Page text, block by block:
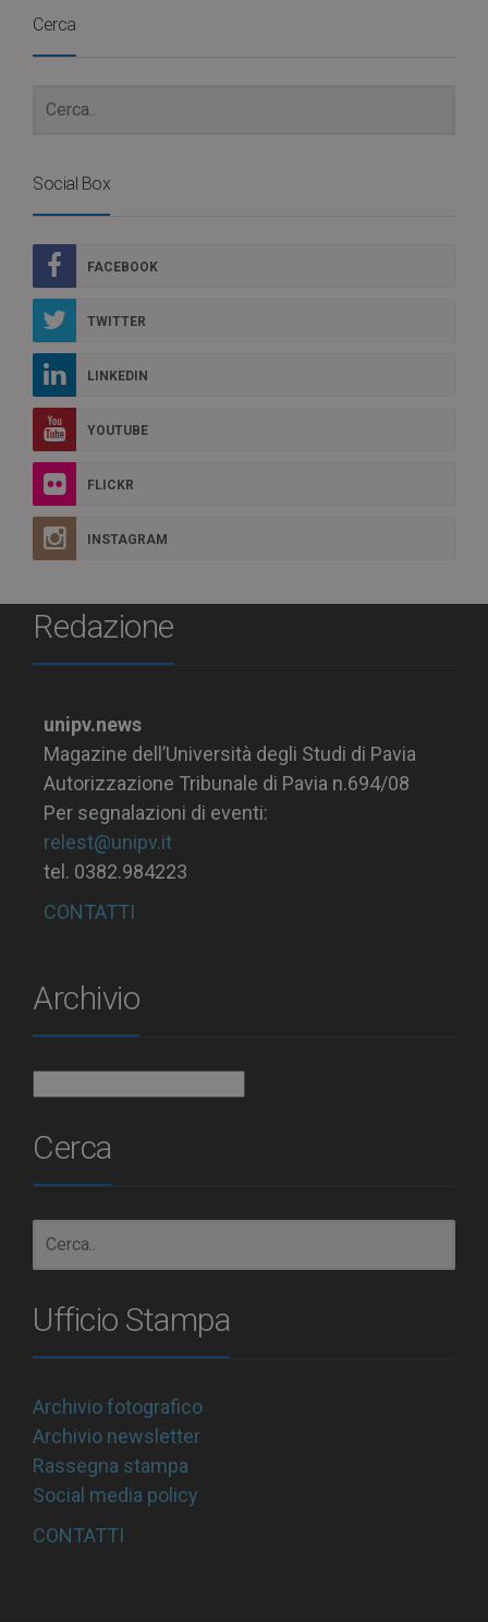
Cerca
Social Box
FACEBOOK
TWITTER
LINKEDIN
YOUTUBE
FLICKR
INSTAGRAM
Redazione
unipv.news
Magazine dell’Università degli Studi di Pavia
Autorizzazione Tribunale di Pavia n.694/08
Per segnalazioni di eventi:
relest@unipv.it
tel. 0382.984223
CONTATTI
Archivio
Cerca
Ufficio Stampa
Archivio fotografico
Archivio newsletter
Rassegna stampa
Social media policy
CONTATTI